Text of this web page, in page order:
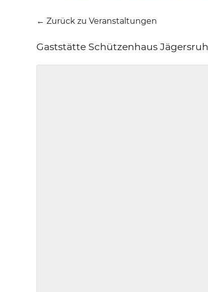
← Zurück zu Veranstaltungen
Gaststätte Schützenhaus Jägersruh